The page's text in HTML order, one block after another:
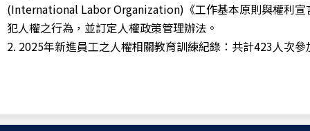
(International Labor Organization)《工作基本原則與權利
犯人權之行為，並訂定人權政策管理辦法。
2. 2025年新進員工之人權相關教育訓練紀錄：共計423人次